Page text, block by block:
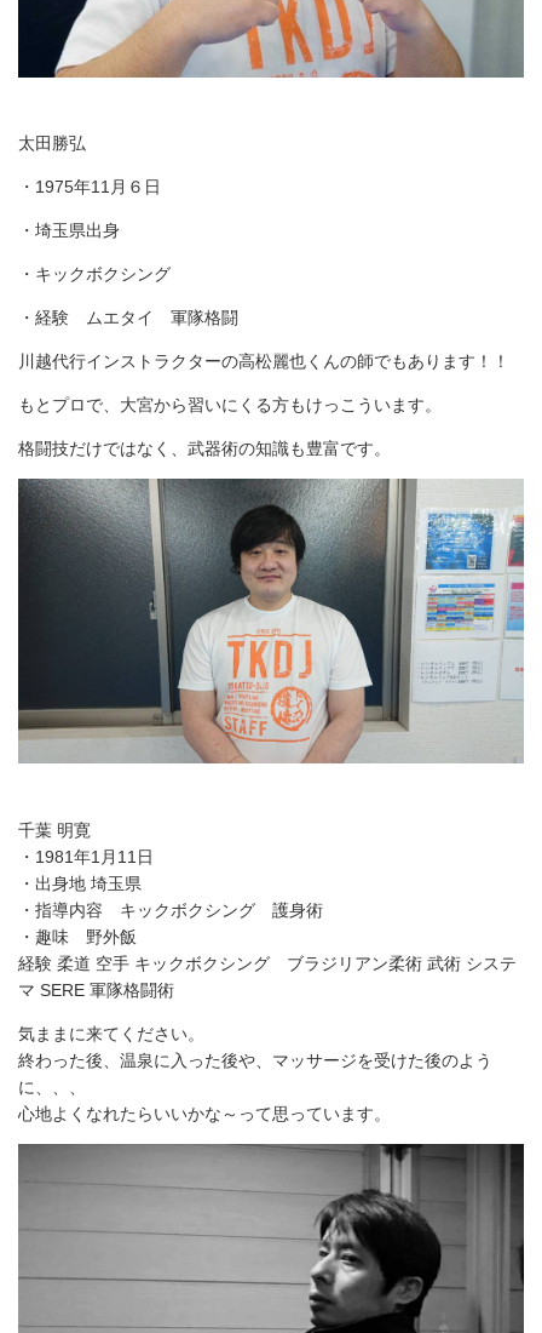
太田勝弘
・1975年11月６日
・埼玉県出身
・キックボクシング
・経験 ムエタイ 軍隊格闘
川越代行インストラクターの高松麗也くんの師でもあります！！
もとプロで、大宮から習いにくる方もけっこういます。
格闘技だけではなく、武器術の知識も豊富です。
千葉 明寛
・1981年1月11日
・出身地 埼玉県
・指導内容 キックボクシング 護身術
・趣味 野外飯
経験 柔道 空手 キックボクシング ブラジリアン柔術 武術 システ
マ SERE 軍隊格闘術
気ままに来てください。
終わった後、温泉に入った後や、マッサージを受けた後のよう
に、、、
心地よくなれたらいいかな～って思っています。